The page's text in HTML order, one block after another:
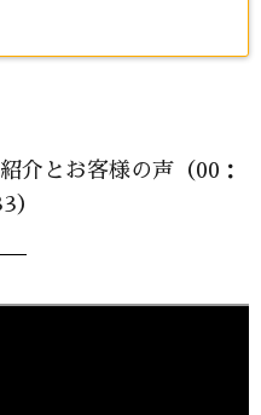
介とお客様の声（00：
）